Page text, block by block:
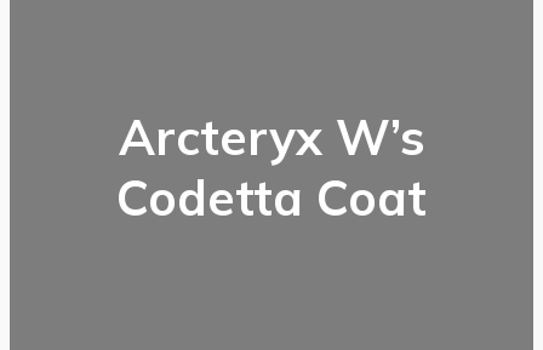
Arcteryx W’s
Codetta Coat